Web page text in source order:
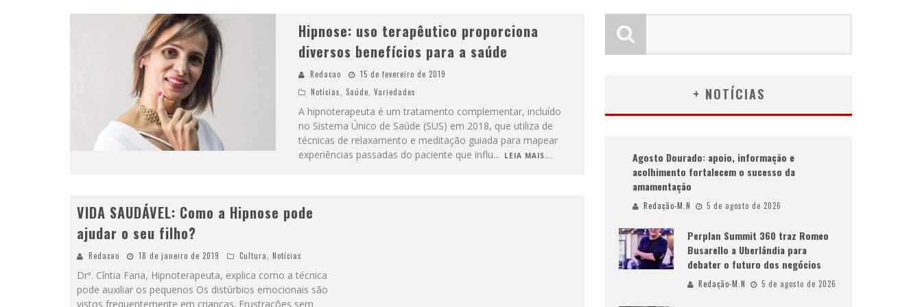
Hipnose: uso terapêutico proporciona
diversos benefícios para a saúde
Redacao
15 de fevereiro de 2019
Notícias
Saúde Variedades
A hipnoterapeuta é um tratamento complementar, incluído
no Sistema Único de Saúde (SUS) em 2018, que utiliza de
técnicas de relaxamento e meditação guiada para mapear
experiências passadas do paciente que influ... LEIA MAIS...
VIDA SAUDÁVEL: Como a Hipnose pode
ajudar o seu filho?
Redacao 18 de janeiro de 2019 Cultura Notícias
Drª. Cíntia Faria, Hipnoterapeuta, explica como a técnica
pode auxiliar os pequenos Os distúrbios emocionais são
vistos frequentemente em crianças. Frustrações sem
+ NOTÍCIAS
Agosto Dourado: apoio, informação e
acolhimento fortalecem o sucesso da
amamentação
Redação-M.N 5 de agosto de 2026
Perplan Summit 360 traz Romeo
Busarello a Uberlândia para
debater o futuro dos negócios
Redação-M.N 5 de agosto de 2026